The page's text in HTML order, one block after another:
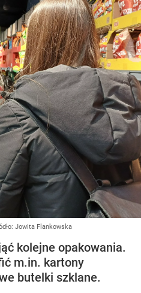
Jowita Flankowska
kolejne opakowania.
m.in. kartony
butelki szklane.